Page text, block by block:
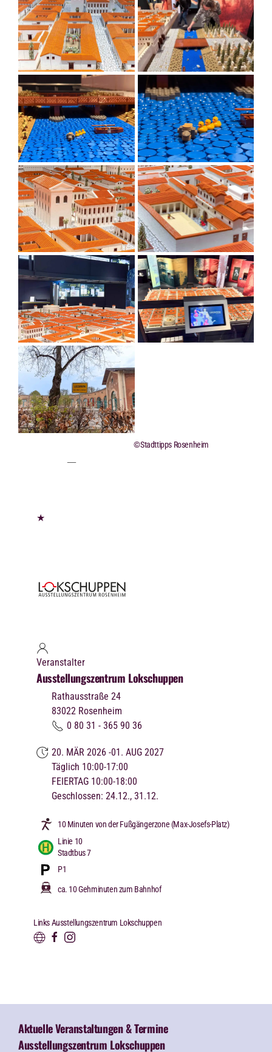
©Stadttipps Rosenheim
★
Veranstalter
Ausstellungszentrum Lokschuppen
Rathausstraße 24
83022 Rosenheim
0 80 31 - 365 90 36
20. MÄR 2026 -01. AUG 2027
Täglich 10:00-17:00
FEIERTAG 10:00-18:00
Geschlossen: 24.12., 31.12.
10 Minuten von der Fußgängerzone (Max-Josefs-Platz)
Linie 10
Stadtbus 7
P1
ca. 10 Gehminuten zum Bahnhof
Links Ausstellungszentrum Lokschuppen
Aktuelle Veranstaltungen & Termine
Ausstellungszentrum Lokschuppen